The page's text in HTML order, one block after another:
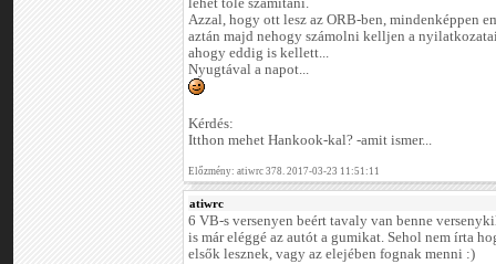
lehet tőle számítani.
Azzal, hogy ott lesz az ORB-ben, mindenképpen
aztán majd nehogy számolni kelljen a
ahogy eddig is kellett...
Nyugtával a napot...
Kérdés:
Itthon mehet Hankook-kal? -amit ismer...
Előzmény: atiwrc 378. 2017-03-23 11:51:11
atiwrc
6 VB-s versenyen beért tavaly van benne
is már eléggé az autót a gumikat. Sehol nem írta
elsők lesznek, vagy az elejében fognak menni :)